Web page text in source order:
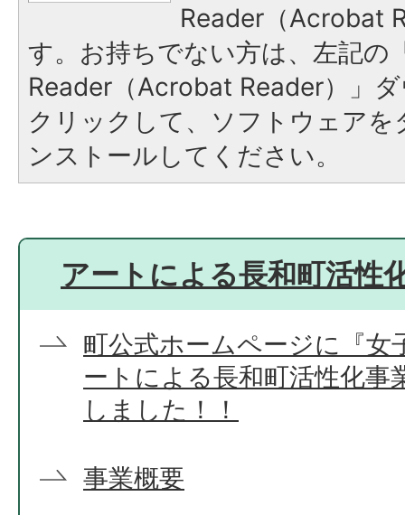
Reader（Acrobat
す。お持ちでない方は、左記の
Reader（Acrobat Reader）」
クリックして、ソフトウェア
ンストールしてください。
アートによる長和町活性
町公式ホームページに『女
ートによる長和町活性化事
しました！！
事業概要